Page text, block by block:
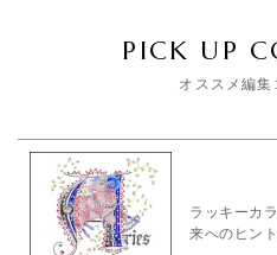
PICK UP
オススメ編集
ラッキーカ
来へのヒン